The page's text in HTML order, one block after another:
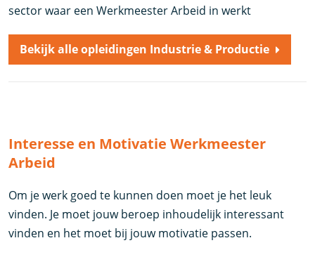
sector waar een Werkmeester Arbeid in werkt
Bekijk alle opleidingen Industrie & Productie
Interesse en Motivatie Werkmeester
Arbeid
Om je werk goed te kunnen doen moet je het leuk
vinden. Je moet jouw beroep inhoudelijk interessant
vinden en het moet bij jouw motivatie passen.